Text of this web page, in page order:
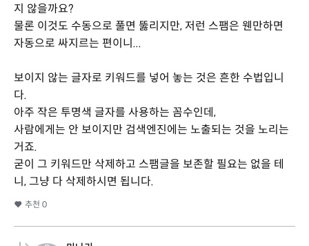
지 않을까요?
물론 이것도 수동으로 풀면 뚫리지만, 저런 스팸은 웬만하면
자동으로 싸지르는 편이니...
보이지 않는 글자로 키워드를 넣어 놓는 것은 흔한 수법입니
다.
아주 작은 투명색 글자를 사용하는 꼼수인데,
사람에게는 안 보이지만 검색엔진에는 노출되는 것을 노리는
거죠.
굳이 그 키워드만 삭제하고 스팸글을 보존할 필요는 없을 테
니, 그냥 다 삭제하시면 됩니다.
추천 0